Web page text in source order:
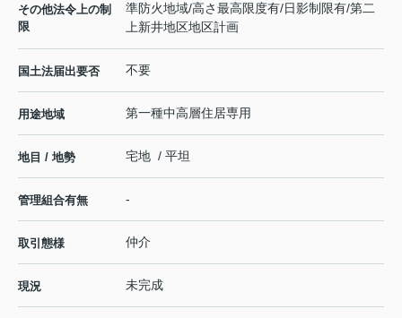
その他法令上の制
限
準防火地域/高さ最高限度有/日影制限有/第二
上新井地区地区計画
国土法届出要否 不要
用途地域 第一種中高層住居専用
地目 / 地勢 宅地 / 平坦
管理組合有無 -
取引態様 仲介
現況 未完成